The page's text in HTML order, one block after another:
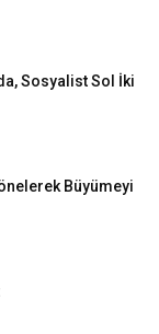
Sosyalist Sol İki
Büyümeyi